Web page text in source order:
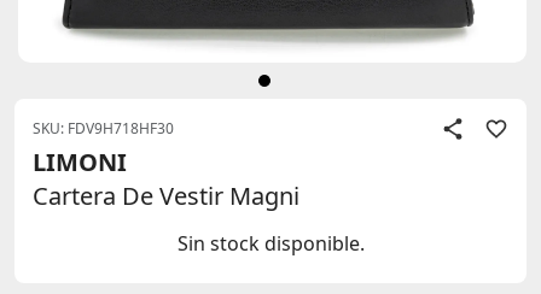
SKU: FDV9H718HF30
LIMONI
Cartera De Vestir Magni
Sin stock disponible.